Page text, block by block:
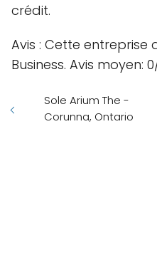
crédit.
Avis : Cette entreprise
Business. Avis moyen:
Sole Arium The -
Corunna, Ontario